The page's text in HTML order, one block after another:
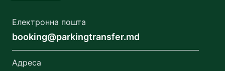
Електронна пошта
booking@parkingtransfer.md
Адреса